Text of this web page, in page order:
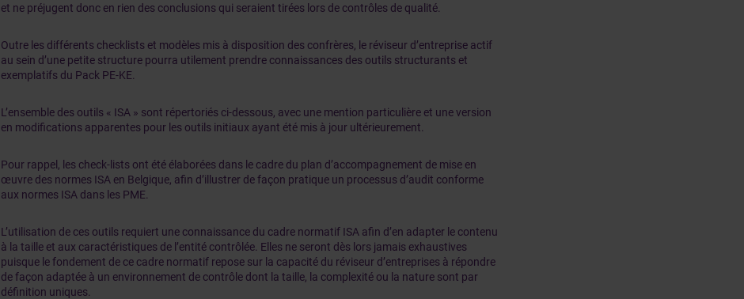
et ne préjugent donc en rien des conclusions qui seraient tirées lors de contrôles de qualité.
Outre les différents checklists et modèles mis à disposition des confrères, le réviseur d’entreprise actif
au sein d’une petite structure pourra utilement prendre connaissances des outils structurants et
exemplatifs du Pack PE-KE.
L’ensemble des outils « ISA » sont répertoriés ci-dessous, avec une mention particulière et une version
en modifications apparentes pour les outils initiaux ayant été mis à jour ultérieurement.
Pour rappel, les check-lists ont été élaborées dans le cadre du plan d’accompagnement de mise en
œuvre des normes ISA en Belgique, afin d’illustrer de façon pratique un processus d’audit conforme
aux normes ISA dans les PME.
L’utilisation de ces outils requiert une connaissance du cadre normatif ISA afin d’en adapter le contenu
à la taille et aux caractéristiques de l’entité contrôlée. Elles ne seront dès lors jamais exhaustives
puisque le fondement de ce cadre normatif repose sur la capacité du réviseur d’entreprises à répondre
de façon adaptée à un environnement de contrôle dont la taille, la complexité ou la nature sont par
définition uniques.